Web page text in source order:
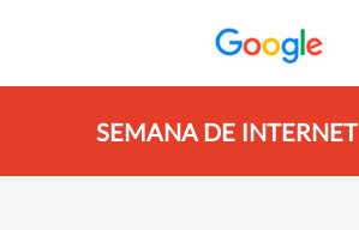
SEMANA DE INTERNET